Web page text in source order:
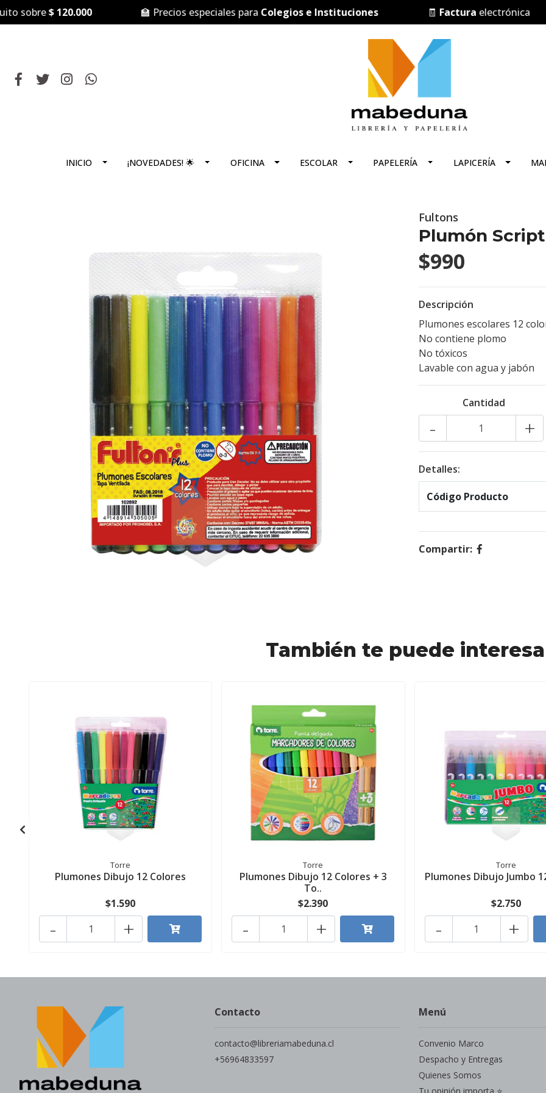
$ 120.000 🏫 Precios especiales para Colegios e Instituciones Facturaelectrónica
INICIO ¡NOVEDADES! 🌟 OFICINA ESCOLAR PAPELERÍA LAPICERÍA
Fultons
Plumón
$990
Descripción
Plumones escolares 12
No contiene plomo
No tóxicos
Lavable con agua y jabón
Cantidad
+
-
Detalles:
Código Producto
Compartir:
También te puede
Torre
Plumones Dibujo 12 Colores
$1.590
+
-
Torre
Plumones Dibujo 12 Colores + 3
To..
$2.390
+
-
Torre
Plumones Dibujo Jumbo
$2.750
+
-
Contacto
contacto@libreriamabeduna.cl
+56964833597
Menú
Convenio Marco
Despacho y Entregas
Quienes Somos